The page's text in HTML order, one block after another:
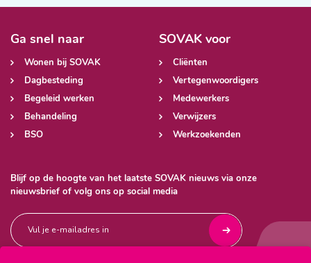
Blijf op de hoogte van het laatste SOVAK nieuws via onze
nieuwsbrief of volg ons op social media
Ga snel naar
Wonen bij SOVAK
Dagbesteding
Begeleid werken
Behandeling
BSO
SOVAK voor
Cliënten
Vertegenwoordigers
Medewerkers
Verwijzers
Werkzoekenden